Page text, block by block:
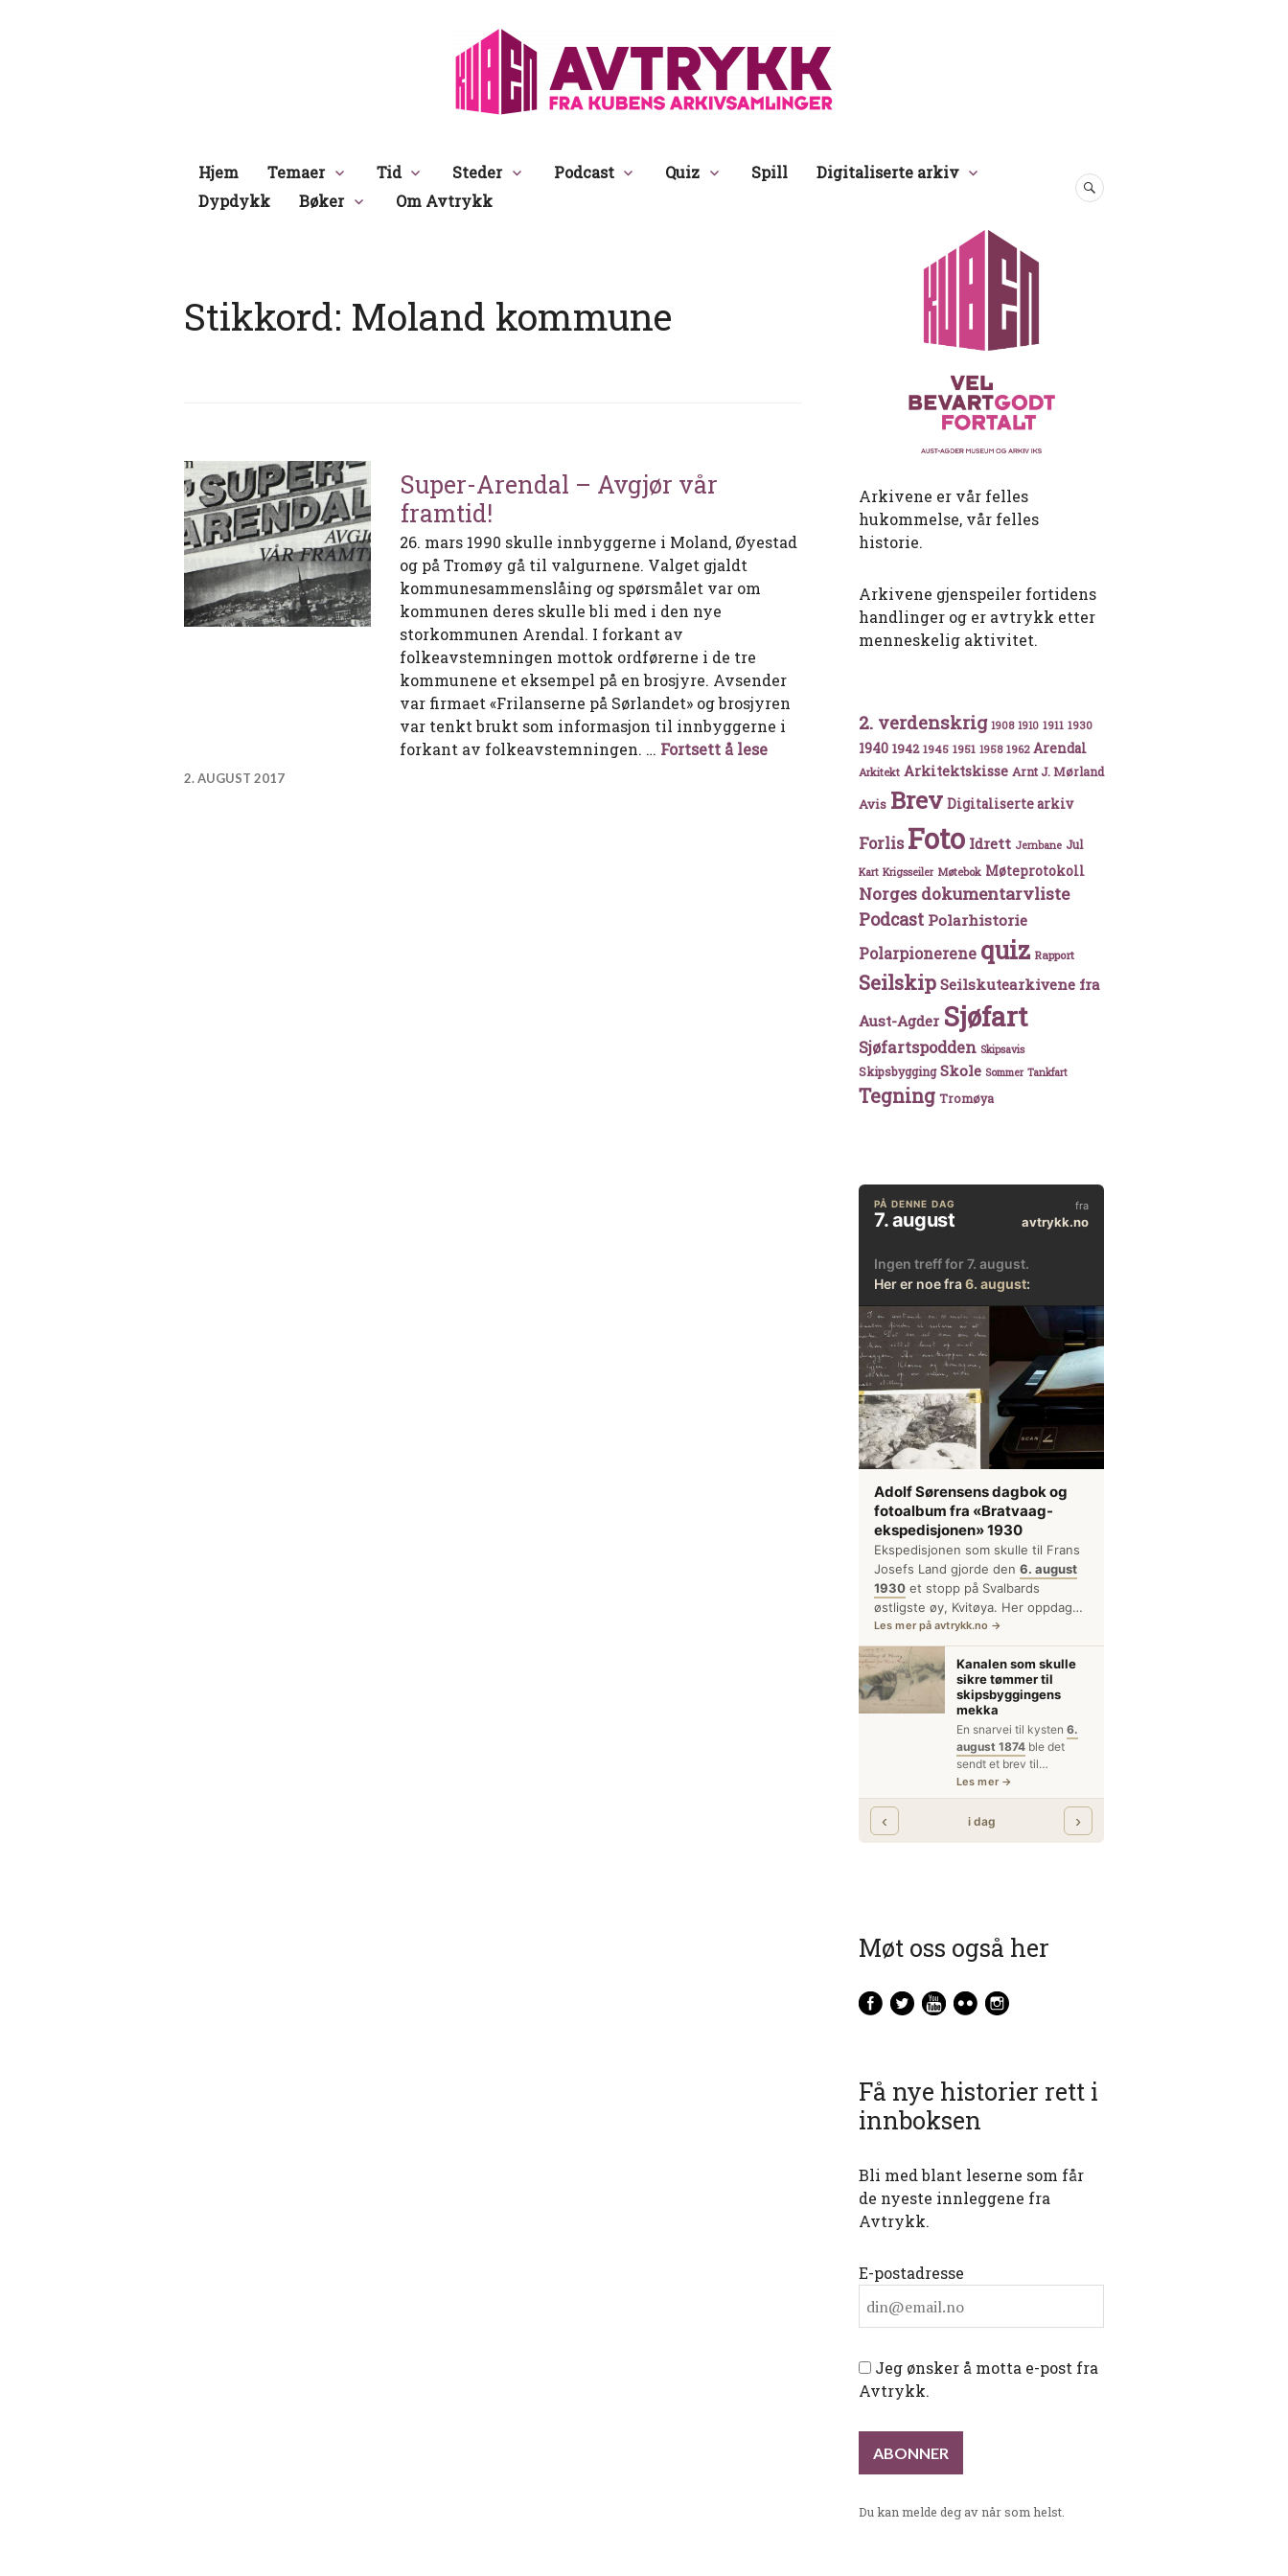
Avtrykk
Hjem Temaer Tid Steder Podcast Quiz Spill
Digitaliserte arkiv
Dypdykk
Bøker Om Avtrykk
SØK
Stikkord: Moland kommune
Super-Arendal – Avgjør vår
framtid!
26. mars 1990 skulle innbyggerne i Moland, Øyestad
og på Tromøy gå til valgurnene. Valget gjaldt
kommunesammenslåing og spørsmålet var om
kommunen deres skulle bli med i den nye
storkommunen Arendal. I forkant av
folkeavstemningen mottok ordførerne i de tre
kommunene et eksempel på en brosjyre. Avsender
var firmaet «Frilanserne på Sørlandet» og brosjyren
var tenkt brukt som informasjon til innbyggerne i
forkant av folkeavstemningen. … Fortsett å leseSuper-Arendal – Avgjør vår framtid!
2. AUGUST 2017
Arkivene er vår felles
hukommelse, vår felles
historie.
Arkivene gjenspeiler fortidens
handlinger og er avtrykk etter
menneskelig aktivitet.
2. verdenskrig 1908 1910 1911 1930
1940 1942 1945 1951 1958 1962 Arendal
Arkitekt Arkitektskisse Arnt J. Mørland
Avis Brev Digitaliserte arkiv
Forlis Foto Idrett Jernbane Jul
Kart Krigsseiler Møtebok Møteprotokoll
Norges dokumentarvliste
Podcast Polarhistorie
Polarpionerene quiz Rapport
Seilskip Seilskutearkivene fra
Aust-Agder Sjøfart
Sjøfartspodden Skipsavis
Skipsbygging Skole Sommer Tankfart
Tegning Tromøya
Møt oss også her
Få nye historier rett i
innboksen
Bli med blant leserne som får
de nyeste innleggene fra
Avtrykk.
E-postadresse
Jeg ønsker å motta e-post fra
Avtrykk.
Du kan melde deg av når som helst.